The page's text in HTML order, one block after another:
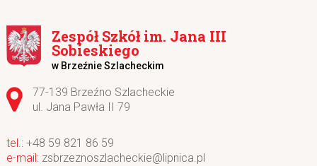
Zespół Szkół im. Jana III
Sobieskiego
w Brzeźnie Szlacheckim
Adres pocztowy:
77-139 Brzeźno Szlacheckie
ul. Jana Pawła II 79
+48 59 821 86 59
zsbrzeznoszlacheckie@lipnica.pl